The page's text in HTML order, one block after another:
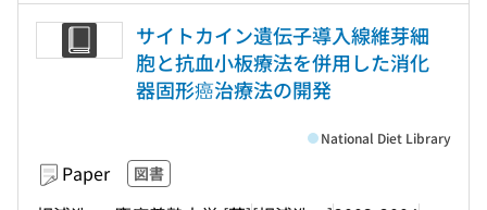
サイトカイン遺伝子導入線維芽細
胞と抗血小板療法を併用した消化
器固形癌治療法の開発
Paper 図書
National Diet Library